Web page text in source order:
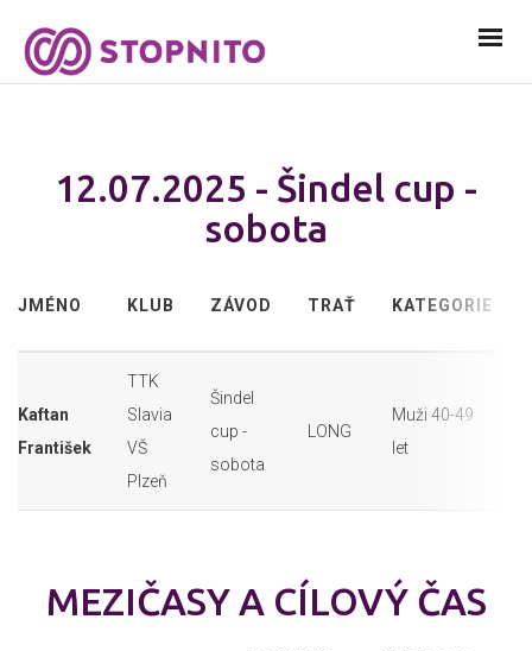
12.07.2025 - Šindel cup -
sobota
JMÉNO KLUB ZÁVOD TRAŤ KATEGORIE
Kaftan
František
TTK
Slavia
VŠ
Plzeň
Šindel
cup -
sobota
LONG
Muži 40-49
let
MEZIČASY A CÍLOVÝ ČAS